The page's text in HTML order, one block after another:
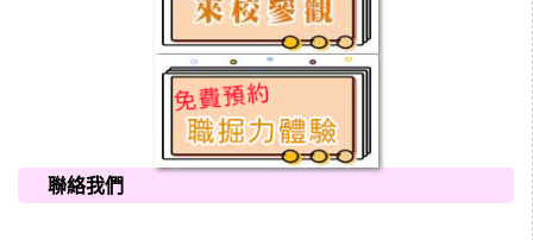
聯絡我們